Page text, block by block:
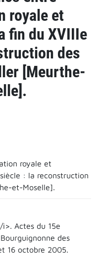
royale et
fin du XVIIIe
des
[Meurthe-
royale et
: la reconstruction
et-Moselle].
Actes du 15e
des
16 octobre 2005.